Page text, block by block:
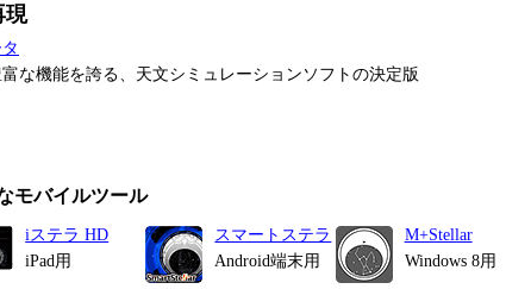
現
な機能を誇る、天文シミュレーションソフトの決定版
モバイルツール
iステラ HD
iPad用
スマートステラ
Android端末用
M+Stellar
Windows 8用